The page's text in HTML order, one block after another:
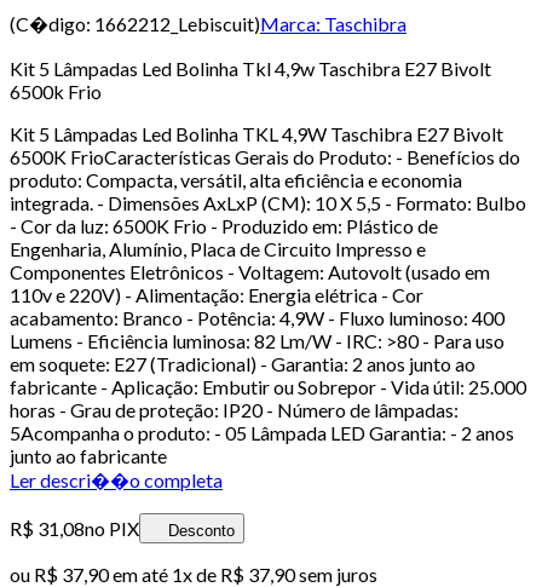
(C�digo: 1662212_Lebiscuit)Marca: Taschibra
Kit 5 Lâmpadas Led Bolinha Tkl 4,9w Taschibra E27 Bivolt
6500k Frio
Kit 5 Lâmpadas Led Bolinha TKL 4,9W Taschibra E27 Bivolt
6500K FrioCaracterísticas Gerais do Produto: - Benefícios do
produto: Compacta, versátil, alta eficiência e economia
integrada. - Dimensões AxLxP (CM): 10 X 5,5 - Formato: Bulbo
- Cor da luz: 6500K Frio - Produzido em: Plástico de
Engenharia, Alumínio, Placa de Circuito Impresso e
Componentes Eletrônicos - Voltagem: Autovolt (usado em
110v e 220V) - Alimentação: Energia elétrica - Cor
acabamento: Branco - Potência: 4,9W - Fluxo luminoso: 400
Lumens - Eficiência luminosa: 82 Lm/W - IRC: >80 - Para uso
em soquete: E27 (Tradicional) - Garantia: 2 anos junto ao
fabricante - Aplicação: Embutir ou Sobrepor - Vida útil: 25.000
horas - Grau de proteção: IP20 - Número de lâmpadas:
5Acompanha o produto: - 05 Lâmpada LED Garantia: - 2 anos
junto ao fabricante
Ler descri��o completa
R$ 31,08no PIX Desconto
ou R$ 37,90em até 1x de R$ 37,90sem juros